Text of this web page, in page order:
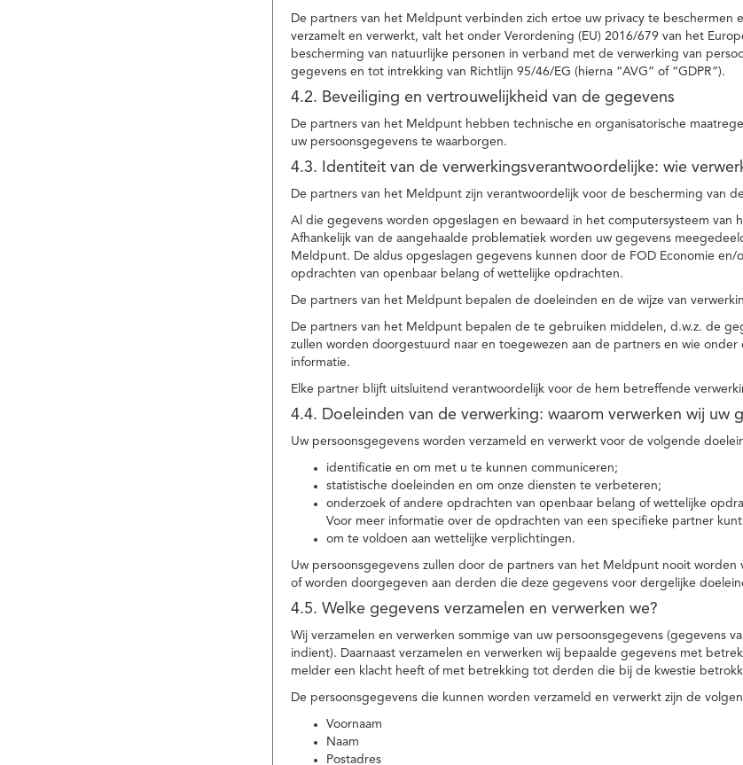
De partners van het Meldpunt verbinden zich ertoe uw privacy te
verzamelt en verwerkt, valt het onder Verordening (EU) 2016/679 van het
bescherming van natuurlijke personen in verband met de verwerking van
gegevens en tot intrekking van Richtlijn 95/46/EG (hierna “AVG” of “GDPR”).
4.2. Beveiliging en vertrouwelijkheid van de gegevens
De partners van het Meldpunt hebben technische en organisatorische
uw persoonsgegevens te waarborgen.
4.3. Identiteit van de verwerkingsverantwoordelijke: wie
De partners van het Meldpunt zijn verantwoordelijk voor de bescherming van
Al die gegevens worden opgeslagen en bewaard in het computersysteem
Afhankelijk van de aangehaalde problematiek worden uw gegevens
Meldpunt. De aldus opgeslagen gegevens kunnen door de FOD Economie
opdrachten van openbaar belang of wettelijke opdrachten.
De partners van het Meldpunt bepalen de doeleinden en de wijze van
De partners van het Meldpunt bepalen de te gebruiken middelen, d.w.z. de
zullen worden doorgestuurd naar en toegewezen aan de partners en wie
informatie.
Elke partner blijft uitsluitend verantwoordelijk voor de hem betreffende
4.4. Doeleinden van de verwerking: waarom verwerken wij uw
Uw persoonsgegevens worden verzameld en verwerkt voor de volgende
identificatie en om met u te kunnen communiceren;
statistische doeleinden en om onze diensten te verbeteren;
onderzoek of andere opdrachten van openbaar belang of wettelijke
Voor meer informatie over de opdrachten van een specifieke partner
om te voldoen aan wettelijke verplichtingen.
Uw persoonsgegevens zullen door de partners van het Meldpunt nooit
of worden doorgegeven aan derden die deze gegevens voor dergelijke
4.5. Welke gegevens verzamelen en verwerken we?
Wij verzamelen en verwerken sommige van uw persoonsgegevens (gegevens
indient). Daarnaast verzamelen en verwerken wij bepaalde gegevens met
melder een klacht heeft of met betrekking tot derden die bij de kwestie
De persoonsgegevens die kunnen worden verzameld en verwerkt zijn de
Voornaam
Naam
Postadres